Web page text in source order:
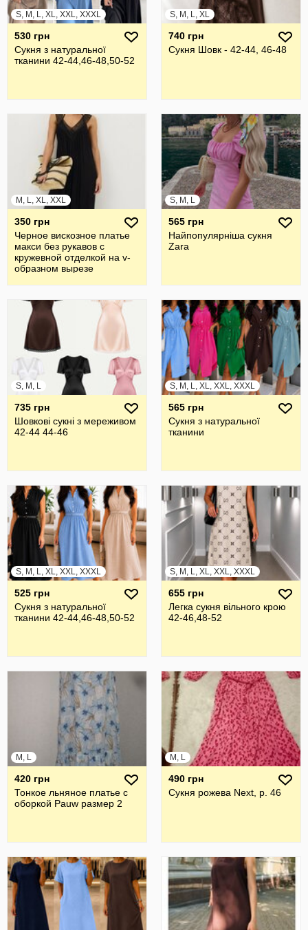
S, M, L, XL, XXL, XXXL
530 грн
Сукня з натуральної
тканини 42-44,46-48,50-52
S, M, L, XL
740 грн
Сукня Шовк - 42-44, 46-48
M, L, XL, XXL
350 грн
Черное вискозное платье
макси без рукавов с
кружевной отделкой на v-
образном вырезе
S, M, L
565 грн
Найпопулярніша сукня
Zara
S, M, L
735 грн
Шовкові сукні з мереживом
42-44 44-46
S, M, L, XL, XXL, XXXL
565 грн
Сукня з натуральної
тканини
S, M, L, XL, XXL, XXXL
525 грн
Сукня з натуральної
тканини 42-44,46-48,50-52
S, M, L, XL, XXL, XXXL
655 грн
Легка сукня вільного крою
42-46,48-52
M, L
420 грн
Тонкое льняное платье с
оборкой Pauw размер 2
M, L
490 грн
Сукня рожева Next, р. 46